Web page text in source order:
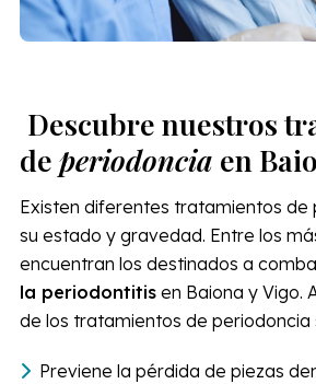
Descubre nuestros
deperiodoncia en
Existen diferentes tratamientos de
su estado y gravedad. Entre los
encuentran los destinados a
la periodontitisen Baiona y Vigo.
de los tratamientos de periodoncia
Previene la pérdida de piezas